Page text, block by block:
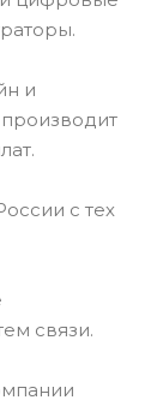
и
с тех
связи.